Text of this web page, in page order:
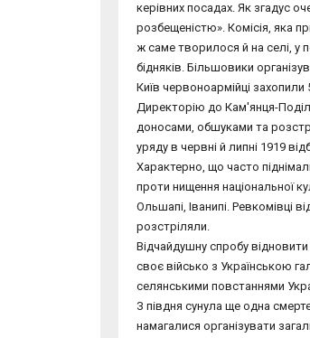
керівних посадах. Як згадус
розбещеністю». Комісія, яка
ж саме творилося й на селі, у
бідняків. Більшовики
Київ червоноармійці захопили
Директорію до Кам'янця-
доносами, обшуками та
уряду в червні й липні 1919
Характерно, що часто
проти нищення національної
Ольшапі, Іванипі. Ревкомівці
розстріляли.
Відчайдушну спробу
своє військо з Українською
селянськими повстаннями
З півдня сунула ще одна
намагалися організувати